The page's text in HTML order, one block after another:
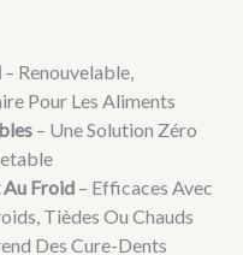
– Renouvelable,
Pour Les Aliments
– Une Solution Zéro
Au Froid – Efficaces Avec
Tièdes Ou Chauds
Des Cure-Dents